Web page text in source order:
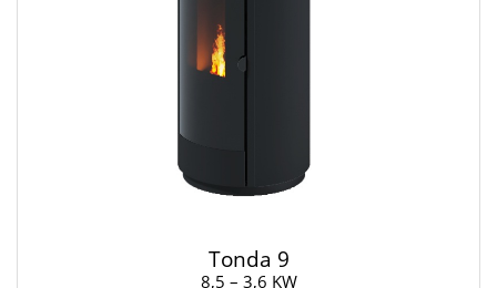
Tonda 9
8,5 – 3,6 KW